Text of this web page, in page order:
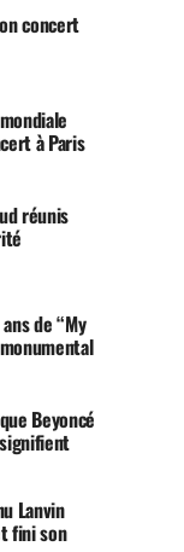
concert
à Paris
réunis
de “My
Beyoncé
Lanvin
fini son